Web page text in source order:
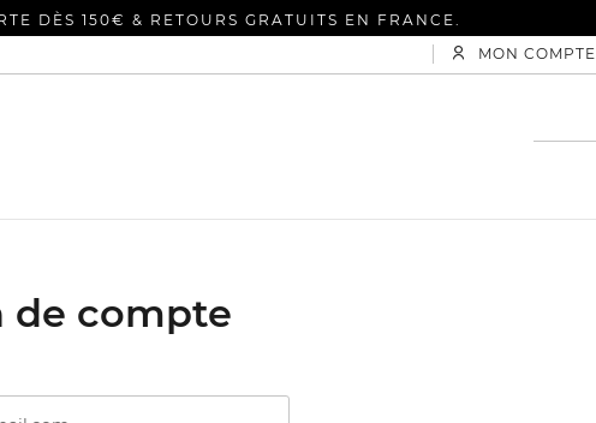
DÈS 150€ & RETOURS GRATUITS EN FRANCE.
MON COMPTE
de compte